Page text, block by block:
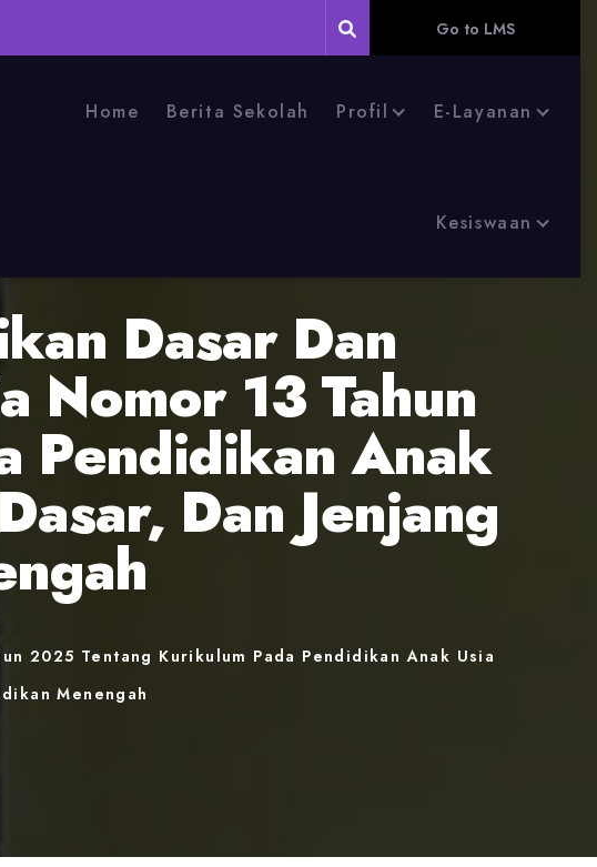
Go to LMS
Home Berita Sekolah Profil E-Layanan
Kesiswaan
Dasar Dan
Nomor 13 Tahun
Pendidikan Anak
Dan Jenjang
2025 Tentang Kurikulum Pada Pendidikan Anak Usia
Menengah